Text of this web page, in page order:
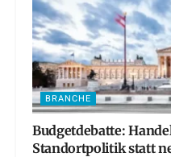
BRANCHE
Budgetdebatte:
Standortpolitik statt